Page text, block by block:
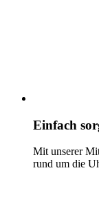
Einfach
Mit unserer
rund um die